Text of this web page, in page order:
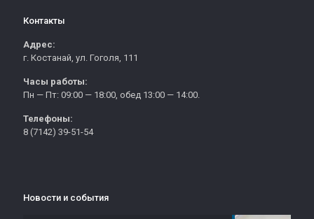
Контакты
Адрес:
г. Костанай, ул. Гоголя, 111
Часы работы:
Пн — Пт: 09:00 — 18:00, обед 13:00 — 14:00.
Телефоны:
8 (7142) 39-51-54
Новости и события